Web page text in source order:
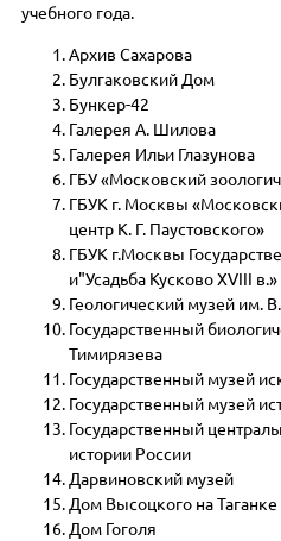
учебного года.
Архив Сахарова
Булгаковский Дом
Бункер-42
Галерея А. Шилова
Галерея Ильи Глазунова
ГБУ «Московский
ГБУК г. Москвы
центр К. Г. Паустовского»
ГБУК г.Москвы
и"Усадьба Кусково XVIII в.»
Геологический музей им.
Государственный
Тимирязева
Государственный музей
Государственный музей
Государственный
истории России
Дарвиновский музей
Дом Высоцкого на Таганке
Дом Гоголя